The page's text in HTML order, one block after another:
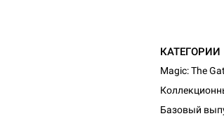
КАТЕГОРИИ
Magic: The
Базовый
Настольная игра Hobby World Монстры